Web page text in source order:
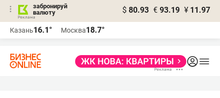
забронируй
валюту
$ 80.93 € 93.19 ¥ 11.97
Казань16.1° Москва18.7°